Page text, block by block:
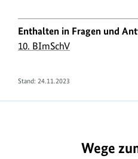
Enthalten in Fragen und
10. BImSchV
Stand: 24.11.2023
Wege